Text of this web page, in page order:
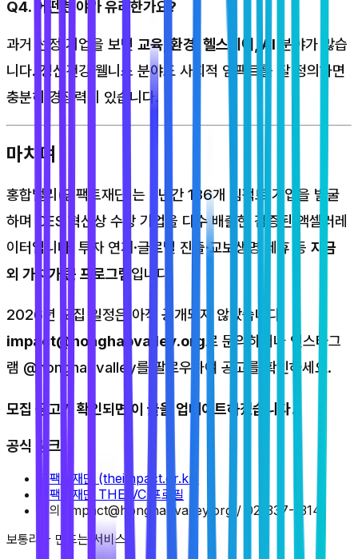
Q4. 어떤 분야가 유리한가요?
과거 선정 기업을 보면 교육, 환경, 헬스케어, AI 분야가 많습
니다. 정신건강·웰니스 분야도 사회적 임팩트를 잘 정의하면
충분히 경쟁력이 있습니다.
마치며
홍합밸리(임팩트재단)는 7년간 136개 임팩트 기업을 발굴
하며 CES 혁신상 수상 기업을 다수 배출한 검증된 액셀러레
이터입니다. 투자 연계·글로벌 진출·교보생명 제휴 등 자금
외 가치가 큰 프로그램 입니다.
2026년 모집 일정은 아직 공개되지 않았습니다.
impact@honghapvalley.org로 문의하거나 인스타그
램 @honghapvalley를 팔로우하여 공고를 확인하세요.
모집 공고가 확인되면 이 글을 업데이트하겠습니다.
공식 링크
임팩트재단 (theimpact.or.kr)
임팩트재단 THE VC 프로필
문의: impact@honghapvalley.org / 02-337-1314
보통리가 만드는 서비스